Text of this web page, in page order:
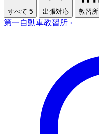
すべて 5 出張対応 教習所
第一自動車教習所 ›